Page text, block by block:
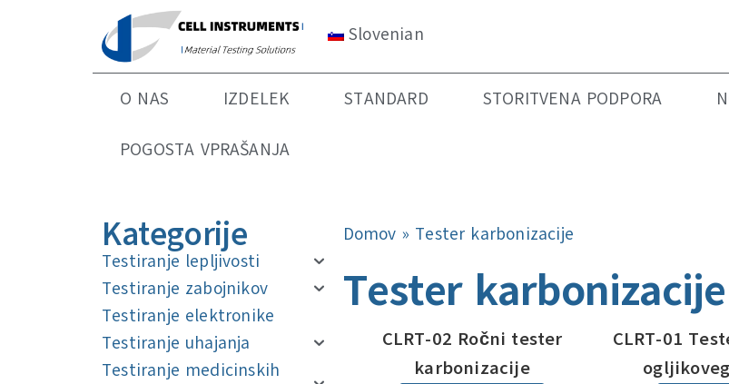
Slovenian
O NAS IZDELEK STANDARD STORITVENA PODPORA
POGOSTA VPRAŠANJA
Kategorije
Testiranje lepljivosti
Testiranje zabojnikov
Testiranje elektronike
Testiranje uhajanja
Testiranje medicinskih
Domov » Tester karbonizacije
Tester karbonizacije
CLRT-02 Ročni tester
karbonizacije
CLRT-01